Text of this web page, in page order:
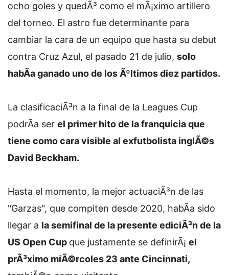
ocho goles y quedÃ³ como el mÃ¡ximo artillero
del torneo. El astro fue determinante para
cambiar la cara de un equipo que hasta su debut
contra Cruz Azul, el pasado 21 de julio, solo
habÃ­a ganado uno de los Ãºltimos diez partidos.
La clasificaciÃ³n a la final de la Leagues Cup
podrÃ­a ser el primer hito de la franquicia que
tiene como cara visible al exfutbolista inglÃ©s
David Beckham.
Hasta el momento, la mejor actuaciÃ³n de las
"Garzas", que compiten desde 2020, habÃ­a sido
llegar a la semifinal de la presente ediciÃ³n de la
US Open Cup que justamente se definirÃ¡ el
prÃ³ximo miÃ©rcoles 23 ante Cincinnati,